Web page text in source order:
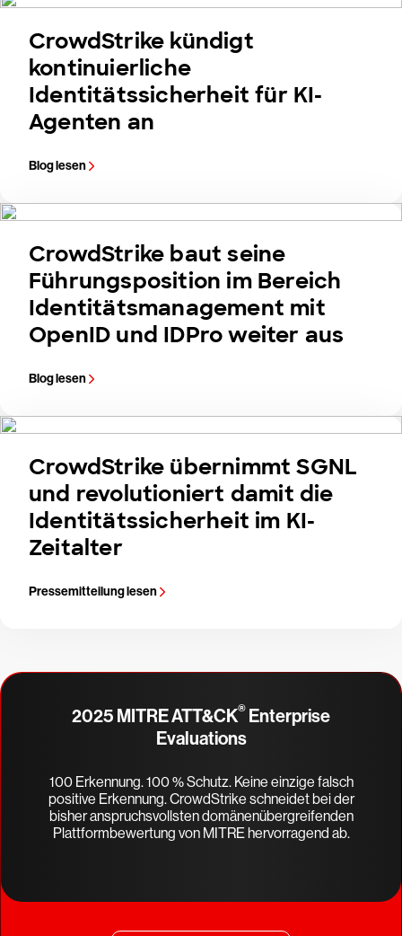
CrowdStrike kündigt
kontinuierliche
Identitätssicherheit für KI-
Agenten an
Blog lesen
CrowdStrike baut seine
Führungsposition im Bereich
Identitätsmanagement mit
OpenID und IDPro weiter aus
Blog lesen
CrowdStrike übernimmt SGNL
und revolutioniert damit die
Identitätssicherheit im KI-
Zeitalter
Pressemitteilung lesen
2025 MITRE ATT&CK® Enterprise
Evaluations
100 Erkennung. 100 % Schutz. Keine einzige falsch
positive Erkennung. CrowdStrike schneidet bei der
bisher anspruchsvollsten domänenübergreifenden
Plattformbewertung von MITRE hervorragend ab.